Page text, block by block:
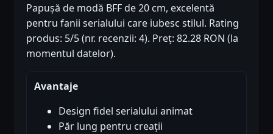
Papușă de modă BFF de 20 cm, excelentă
pentru fanii serialului care iubesc stilul. Rating
produs: 5/5 (nr. recenzii: 4). Preț: 82.28 RON (la
momentul datelor).
Avantaje
Design fidel serialului animat
Păr lung pentru creații